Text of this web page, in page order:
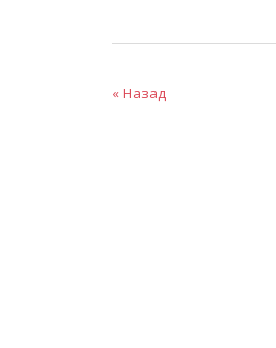
« Назад